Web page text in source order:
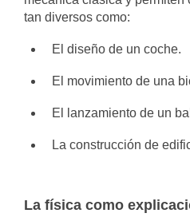
tan diversos como:
El diseño de un coche.
El movimiento de una
El lanzamiento de un
La construcción de
La física como